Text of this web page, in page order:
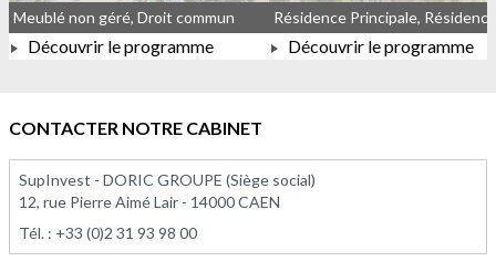
À PARTIR DE 195 725,00 €
Meublé non géré, Droit commun
Découvrir le programme Découvrir le programme
CONTACTER NOTRE CABINET
SupInvest - DORIC GROUPE (Siège social)
12, rue Pierre Aimé Lair - 14000 CAEN
Tél. : +33 (0)2 31 93 98 00